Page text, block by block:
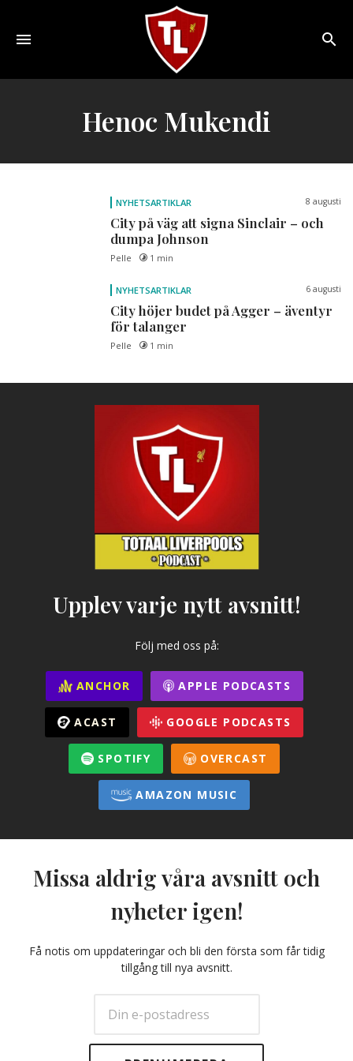
Sveriges
Liverpool
online
Henoc Mukendi
NYHETSARTIKLAR 8 augusti
City på väg att signa Sinclair – och
dumpa Johnson
Pelle 1 min
NYHETSARTIKLAR 6 augusti
City höjer budet på Agger – äventyr
för talanger
Pelle 1 min
Upplev varje nytt avsnitt!
Följ med oss på:
ANCHOR APPLE PODCASTS
ACAST GOOGLE PODCASTS
SPOTIFY OVERCAST
AMAZON MUSIC
Missa aldrig våra avsnitt och
nyheter igen!
Få notis om uppdateringar och bli den första som får tidig
tillgång till nya avsnitt.